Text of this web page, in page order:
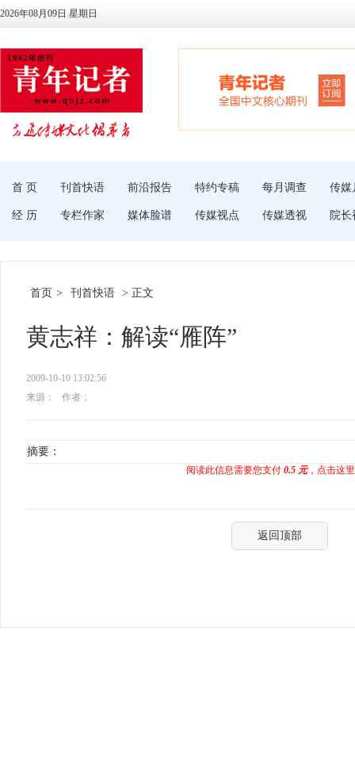
2026年08月09日 星期日
首 页 刊首快语 前沿报告 特约专稿 每月调查 传媒
经 历 专栏作家 媒体脸谱 传媒视点 传媒透视 院长
首页 > 刊首快语 > 正文
黄志祥：解读“雁阵”
2009-10-10 13:02:56
来源：
作者：
摘要：
阅读此信息需要您支付 0.5 元，点击这
返回顶部